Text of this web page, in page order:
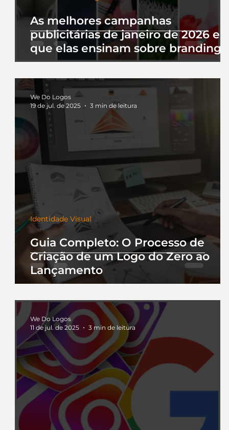
As melhores campanhas
publicitárias de janeiro de 2026 e
que elas ensinam sobre branding
Guia Completo: O Processo de
Criação de um Logo do Zero ao
Lançamento
Identidade Visual
We Do Logos
19 de jul. de 2025
3 min de leitura
We Do Logos
11 de jul. de 2025
3 min de leitura